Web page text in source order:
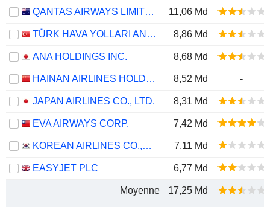
QANTAS AIRWAYS LIMITED 11,06 Md
TÜRK HAVA YOLLARI ANONIM ORTAKLIGI 8,86 Md
ANA HOLDINGS INC. 8,68 Md
HAINAN AIRLINES HOLDING CO., LTD. 8,52 Md -
JAPAN AIRLINES CO., LTD. 8,31 Md
EVA AIRWAYS CORP. 7,42 Md
KOREAN AIRLINES CO.,LTD. 7,11 Md
EASYJET PLC 6,77 Md
Moyenne 17,25 Md